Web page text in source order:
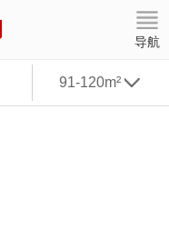
导航
91-120m²